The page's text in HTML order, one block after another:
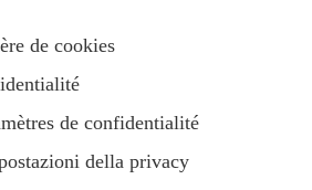
de cookies
de confidentialité
della privacy